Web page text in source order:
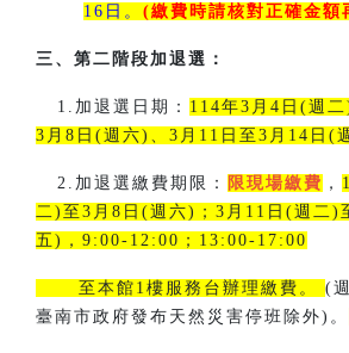
16日。 (繳費時請核對正確金額
三、第二階段 加退選：
1.加退選日期： 114年3月4日(週
3月8日(週六)、3月11日至3月14日(
2.加退選繳費期限： 限現場繳費 ，
二)至3月8日(週六)；3月11日(週二)
五)，9:00-12:00；13:00-17:00
至本館1樓服務台辦理繳費。 (
臺南市政府發布天然災害停班除外)。